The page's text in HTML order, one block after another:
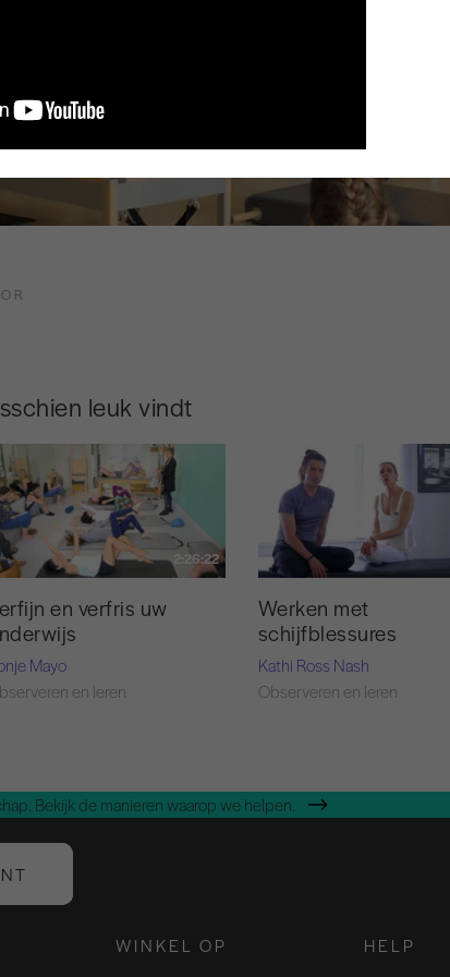
leuk vindt
2:26:22
en verfris uw
Mayo
en leren
Werken met
schijfblessures
Kathi Ross Nash
Observeren en leren
Bekijk de manieren waarop we helpen.
WINKEL OP HELP